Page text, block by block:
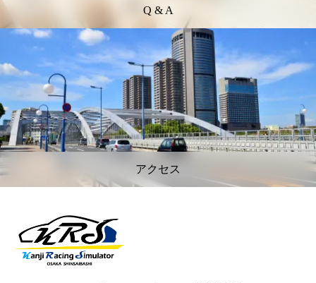
Q & A
アクセス